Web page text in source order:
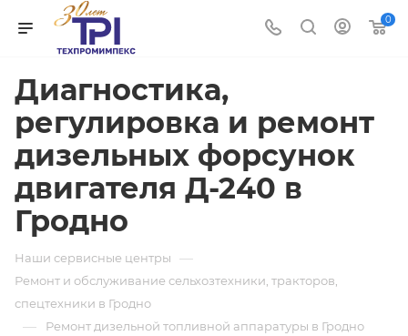
0
Диагностика,
регулировка и ремонт
дизельных форсунок
двигателя Д-240 в
Гродно
Наши сервисные центры —
Ремонт и обслуживание сельхозтехники, тракторов,
спецтехники в Гродно
— Ремонт дизельной топливной аппаратуры в Гродно